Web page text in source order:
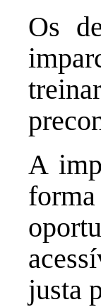
Os
A
justa